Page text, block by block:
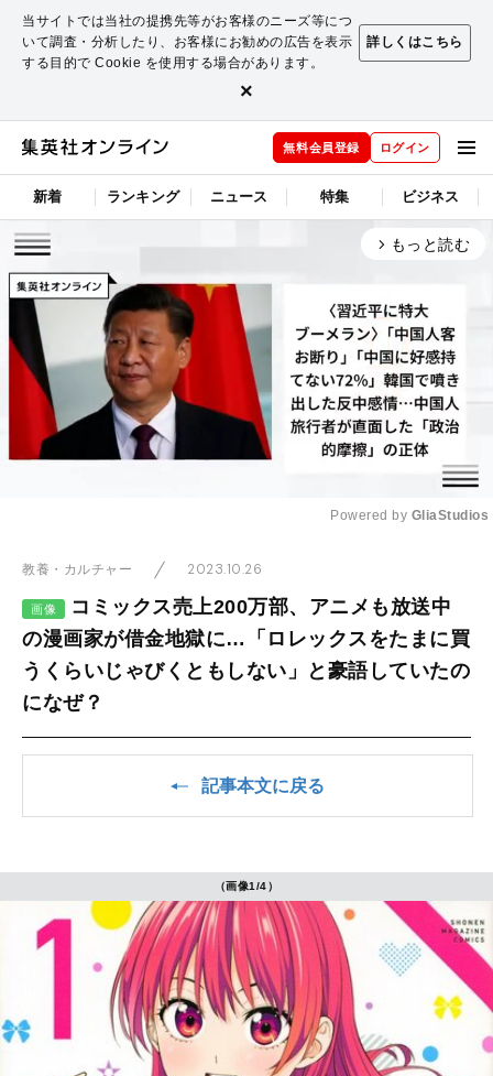
当サイトでは当社の提携先等がお客様のニーズ等につ
いて調査・分析したり、お客様にお勧めの広告を表示
する目的で Cookie を使用する場合があります。
詳しくはこちら
×
無料会員登録 ログイン
新着 ランキング ニュース 特集 ビジネス
arrow_forward_ios もっと読む
Powered by GliaStudios
教養・カルチャー 2023.10.26
画像
コミックス売上200万部、アニメも放送中
の漫画家が借金地獄に…「ロレックスをたまに買
うくらいじゃびくともしない」と豪語していたの
になぜ？
記事本文に戻る
（画像1/4）